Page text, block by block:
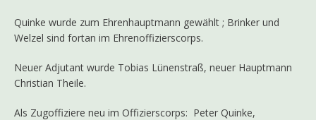
Quinke wurde zum Ehrenhauptmann gewählt ; Brinker und
Welzel sind fortan im Ehrenoffizierscorps.
Neuer Adjutant wurde Tobias Lünenstraß, neuer Hauptmann
Christian Theile.
Als Zugoffiziere neu im Offizierscorps: Peter Quinke,